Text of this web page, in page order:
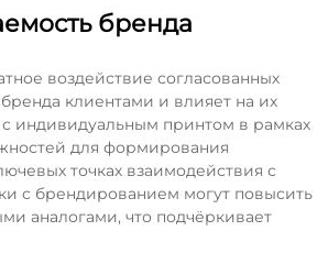
бренда
воздействие согласованных
клиентами и влияет на их
с индивидуальным принтом в рамках
для формирования
точках взаимодействия с
с брендированием могут повысить
аналогами, что подчёркивает